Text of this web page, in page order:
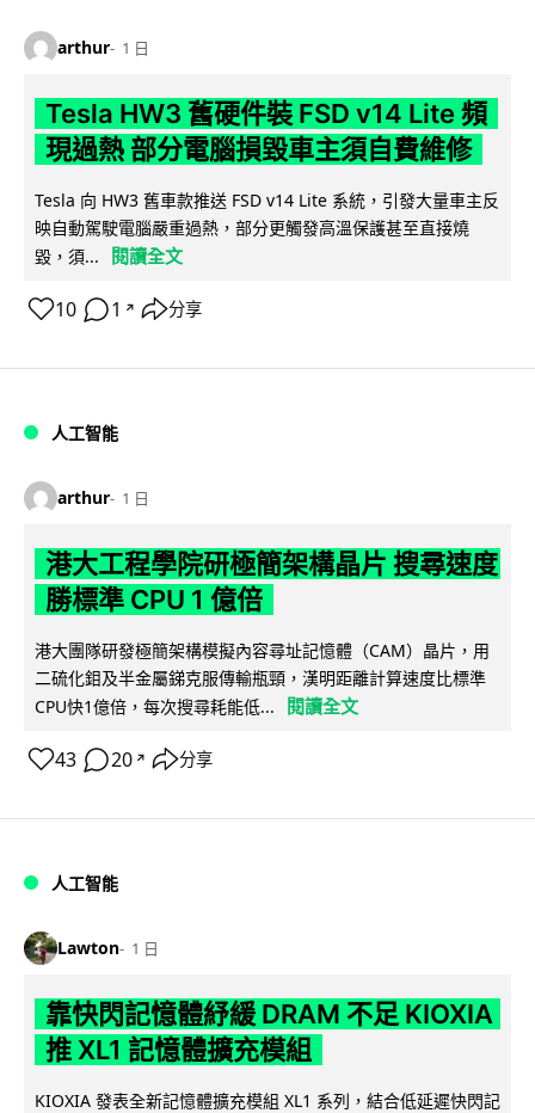
arthur 1 日
Tesla HW3 舊硬件裝 FSD v14 Lite 頻
現過熱 部分電腦損毀車主須自費維修
Tesla 向 HW3 舊車款推送 FSD v14 Lite 系統，引發大量車主反
映自動駕駛電腦嚴重過熱，部分更觸發高溫保護甚至直接燒
毀，須...
閱讀全文
10 1 ↗ 分享
人工智能
arthur 1 日
港大工程學院研極簡架構晶片 搜尋速度
勝標準 CPU 1 億倍
港大團隊研發極簡架構模擬內容尋址記憶體（CAM）晶片，用
二硫化鉬及半金屬銻克服傳輸瓶頸，漢明距離計算速度比標準
CPU快1億倍，每次搜尋耗能低...
閱讀全文
43 20 ↗ 分享
人工智能
Lawton 1 日
靠快閃記憶體紓緩 DRAM 不足 KIOXIA
推 XL1 記憶體擴充模組
KIOXIA 發表全新記憶體擴充模組 XL1 系列，結合低延遲快閃記